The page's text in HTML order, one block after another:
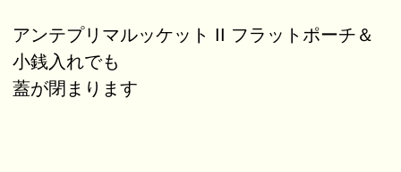
アンテプリマルッケット II フラットポーチ＆
小銭入れでも
蓋が閉まります